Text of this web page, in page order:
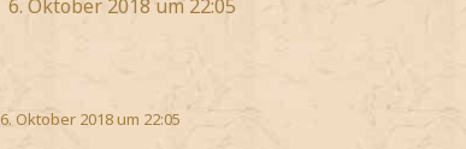
6. Oktober 2018 um 22:05
6. Oktober 2018 um 22:05